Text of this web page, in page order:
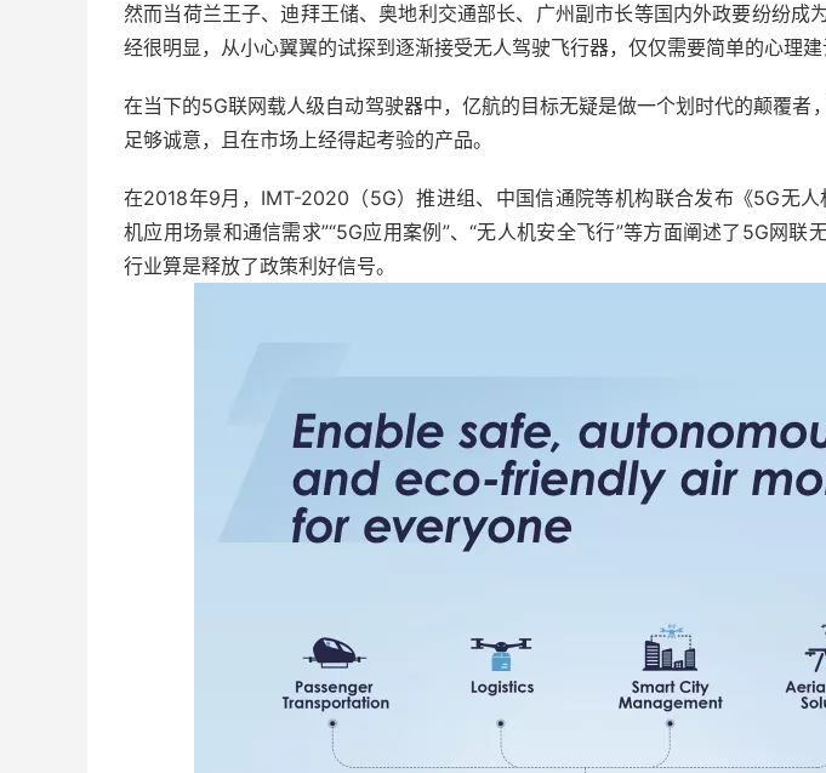
然而当荷兰王子、迪拜王储、奥地利交通部长、广州副市长等国内外政要纷纷成
经很明显，从小心翼翼的试探到逐渐接受无人驾驶飞行器，仅仅需要简单的心理建
在当下的5G联网载人级自动驾驶器中，亿航的目标无疑是做一个划时代的颠覆者
足够诚意，且在市场上经得起考验的产品。
在2018年9月，IMT-2020（5G）推进组、中国信通院等机构联合发布《5G无人
机应用场景和通信需求”“5G应用案例”、“无人机安全飞行”等方面阐述了5G网联
行业算是释放了政策利好信号。